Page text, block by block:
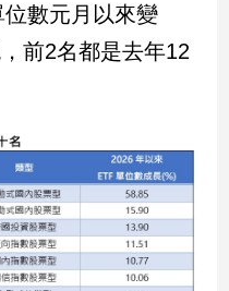
數元月以來變
前2名都是去年12